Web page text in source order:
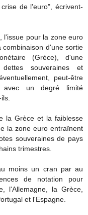
de l'euro", écrivent-
l'issue pour la zone euro
d'une sortie
(Grèce), d'une
souveraines et
peut-être
avec un degré limité
la Grèce et la faiblesse
la zone euro entraînent
souveraines de pays
trimestres.
moins un cran par au
de notation pour
l'Allemagne, la Grèce,
et l'Espagne.